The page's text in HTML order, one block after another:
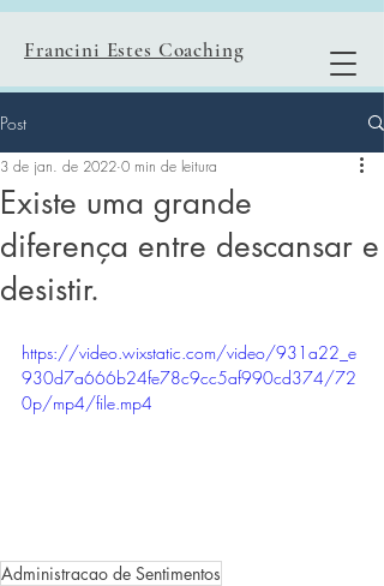
Francini Estes Coaching
Post
Existe uma grande
diferença entre descansar e
desistir.
3 de jan. de 2022 0 min de leitura
https://video.wixstatic.com/video/931a22_e
930d7a666b24fe78c9cc5af990cd374/72
0p/mp4/file.mp4
Administracao de Sentimentos